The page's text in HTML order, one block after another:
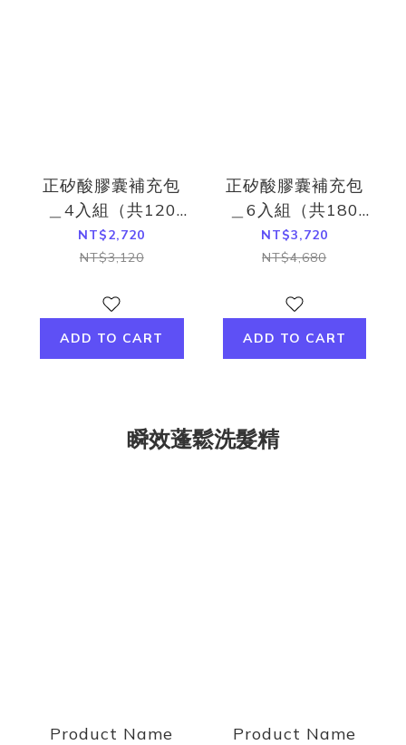
正矽酸膠囊補充包
＿4入組（共120
粒）
NT$2,720
NT$3,120
ADD TO CART
正矽酸膠囊補充包
＿6入組（共180
粒）
NT$3,720
NT$4,680
ADD TO CART
瞬效蓬鬆洗髮精
Product Name Product Name